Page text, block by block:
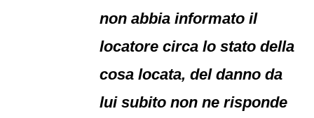
non abbia informato il
locatore circa lo stato della
cosa locata, del danno da
lui subito non ne risponde